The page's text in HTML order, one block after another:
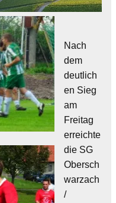
Nach
dem
deutlich
en Sieg
am
Freitag
erreichte
die SG
Obersch
warzach
/